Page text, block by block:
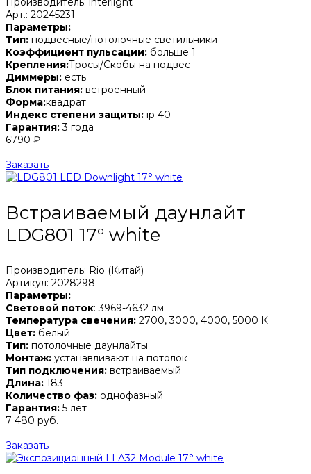
Арт.: 20245231
Параметры:
Тип: подвесные/потолочные светильники
Коэффициент пульсации: больше 1
Крепления:Тросы/Скобы на подвес
Диммеры: есть
Блок питания: встроенный
Форма:квадрат
Индекс степени защиты: ip 40
Гарантия:3 года
6790 ₽
Заказать
Встраиваемый даунлайт
LDG801 17° white
Производитель: Rio (Китай)
Артикул: 2028298
Параметры:
Световой поток: 3969-4632 лм
Температура свечения: 2700, 3000, 4000, 5000 К
Цвет: белый
Тип: потолочные даунлайты
Монтаж: устанавливают на потолок
Тип подключения: встраиваемый
Длина: 183
Количество фаз: однофазный
Гарантия: 5 лет
7 480 руб.
Заказать